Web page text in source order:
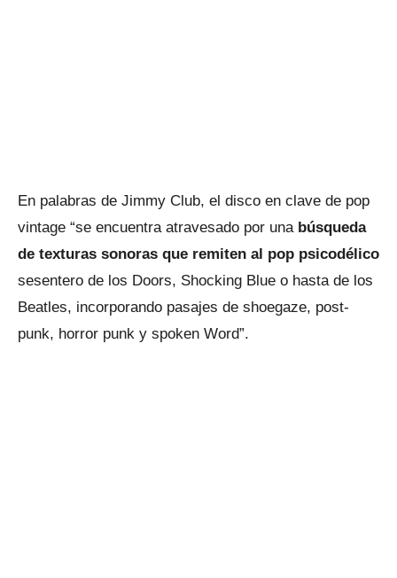
En palabras de Jimmy Club, el disco en clave de pop
vintage “se encuentra atravesado por una búsqueda
de texturas sonoras que remiten al pop psicodélico
sesentero de los Doors, Shocking Blue o hasta de los
Beatles, incorporando pasajes de shoegaze, post-
punk, horror punk y spoken Word”.